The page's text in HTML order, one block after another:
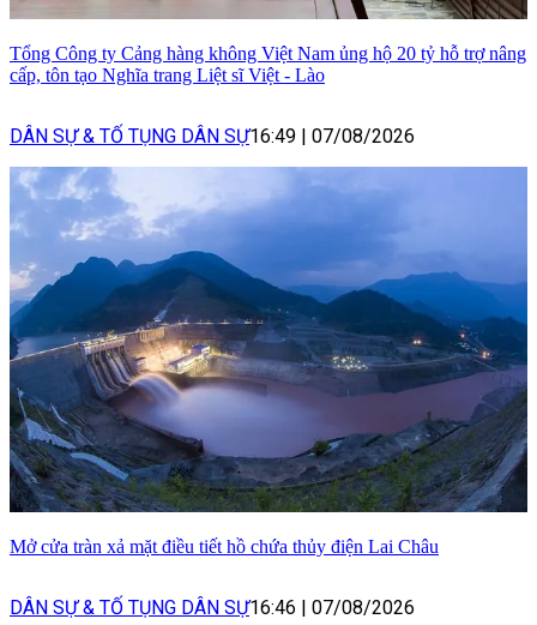
Tổng Công ty Cảng hàng không Việt Nam ủng hộ 20 tỷ hỗ trợ nâng
cấp, tôn tạo Nghĩa trang Liệt sĩ Việt - Lào
DÂN SỰ & TỐ TỤNG DÂN SỰ16:49 | 07/08/2026
Mở cửa tràn xả mặt điều tiết hồ chứa thủy điện Lai Châu
DÂN SỰ & TỐ TỤNG DÂN SỰ16:46 | 07/08/2026